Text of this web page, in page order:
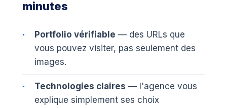
minutes
Portfolio vérifiable — des URLs que
vous pouvez visiter, pas seulement des
images.
Technologies claires — l'agence vous
explique simplement ses choix